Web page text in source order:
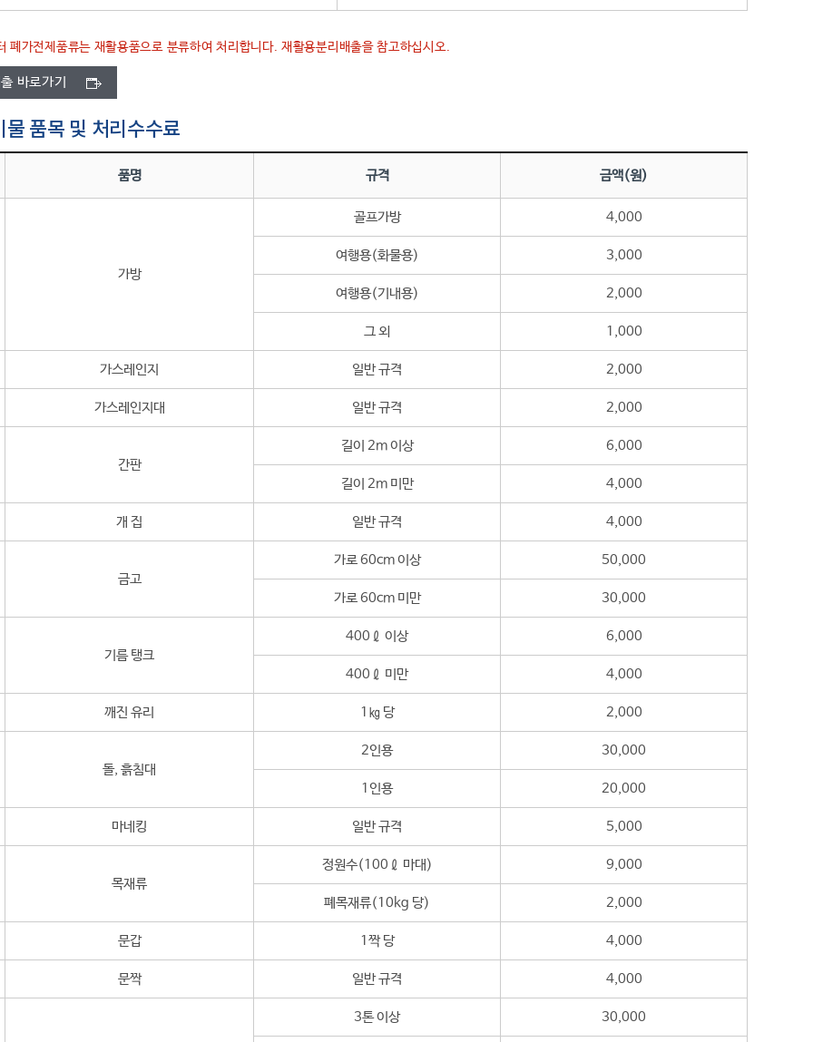
가전제품류는 재활용품으로 분류하여 처리합니다. 재활용분리배출을 참고하십시오.
바로가기
물 품목 및 처리수수료
품명 규격 금액(원)
가방
골프가방 4,000
여행용(화물용) 3,000
여행용(기내용) 2,000
그 외 1,000
가스레인지 일반 규격 2,000
가스레인지대 일반 규격 2,000
간판
길이 2m 이상 6,000
길이 2m 미만 4,000
개 집 일반 규격 4,000
금고
가로 60cm 이상 50,000
가로 60cm 미만 30,000
기름 탱크
400ℓ 이상 6,000
400ℓ 미만 4,000
깨진 유리 1㎏ 당 2,000
돌, 흙침대
2인용 30,000
1인용 20,000
마네킹 일반 규격 5,000
목재류
정원수(100ℓ 마대) 9,000
폐목재류(10kg 당) 2,000
문갑 1짝 당 4,000
문짝 일반 규격 4,000
3톤 이상 30,000